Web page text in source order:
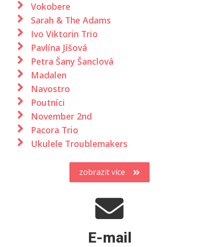
Vokobere
Sarah & The Adams
Ivo Viktorin Trio
Pavlína Jíšová
Petra Šany Šanclová
Madalen
Navostro
Poutníci
November 2nd
Pacora Trio
Ukulele Troublemakers
zobrazit více
E-mail